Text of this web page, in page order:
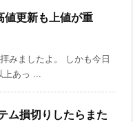
値更新も上値が重
みましたよ。 しかも今日
上あっ ...
ム損切りしたらまた